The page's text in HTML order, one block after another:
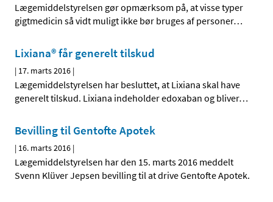
Lægemiddelstyrelsen gør opmærksom på, at visse typer
gigtmedicin så vidt muligt ikke bør bruges af personer…
Lixiana® får generelt tilskud
| 17. marts 2016 |
Lægemiddelstyrelsen har besluttet, at Lixiana skal have
generelt tilskud. Lixiana indeholder edoxaban og bliver…
Bevilling til Gentofte Apotek
| 16. marts 2016 |
Lægemiddelstyrelsen har den 15. marts 2016 meddelt
Svenn Klüver Jepsen bevilling til at drive Gentofte Apotek.